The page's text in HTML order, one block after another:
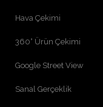
Hava Çekimi
360° Ürün Çekimi
Google Street View
Sanal Gerçeklik